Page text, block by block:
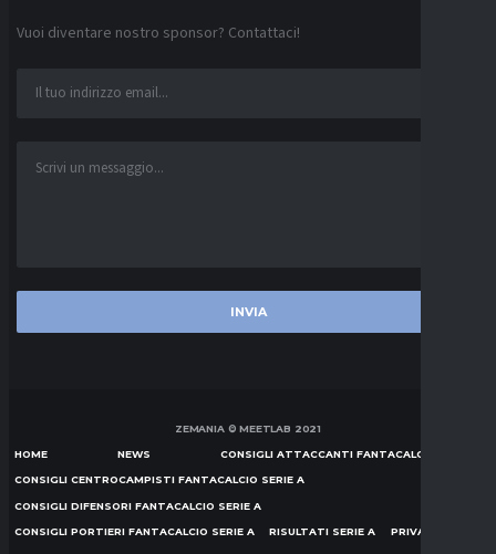
Vuoi diventare nostro sponsor? Contattaci!
ZEMANIA © MEETLAB 2021
HOME NEWS CONSIGLI ATTACCANTI FANTACALCIO SERIE A
CONSIGLI CENTROCAMPISTI FANTACALCIO SERIE A
CONSIGLI DIFENSORI FANTACALCIO SERIE A
CONSIGLI PORTIERI FANTACALCIO SERIE A RISULTATI SERIE A PRIVACY POLICY